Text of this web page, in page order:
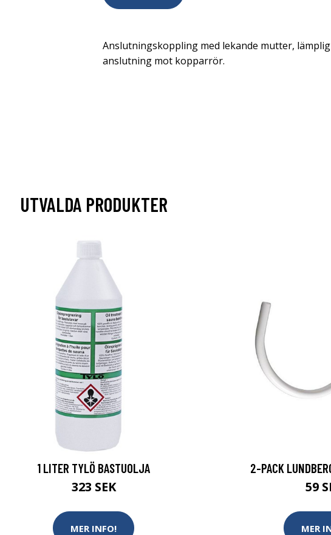
Anslutningskoppling med lekande mutter,
anslutning mot kopparrör.
UTVALDA PRODUKTER
1 LITER TYLÖ BASTUOLJA
323 SEK
MER INFO!
2-PACK
59
MER